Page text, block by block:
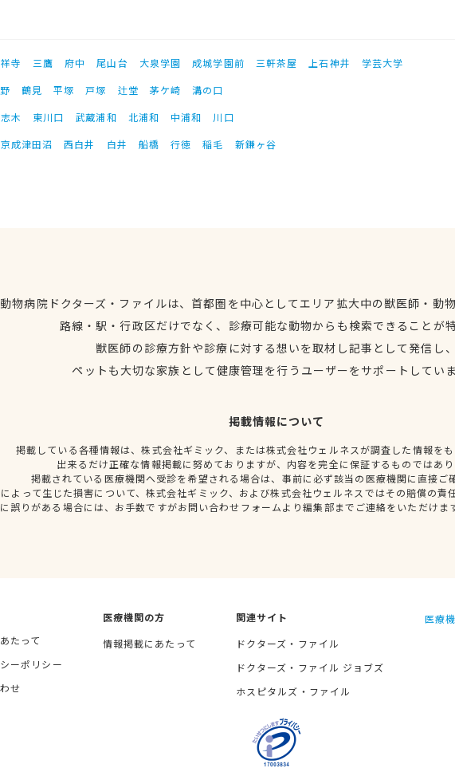
寺 三鷹 府中 尾山台 大泉学園 成城学園前 三軒茶屋 上石神井
学芸大学
鶴見 平塚 戸塚 辻堂 茅ケ崎
溝の口
志木 東川口 武蔵浦和 北浦和 中浦和
川口
京成津田沼 西白井 白井 船橋 行徳 稲毛 新鎌ヶ谷
動物病院ドクターズ・ファイルは、首都圏を中心としてエリア拡大中の獣医師・動
路線・駅・行政区だけでなく、診療可能な動物からも検索できることが
獣医師の診療方針や診療に対する想いを取材し記事として発信し
ペットも大切な家族として健康管理を行うユーザーをサポートしてい
掲載情報について
掲載している各種情報は、株式会社ギミック、または株式会社ウェルネスが調査した情報を
出来るだけ正確な情報掲載に努めておりますが、内容を完全に保証するものではあ
掲載されている医療機関へ受診を希望される場合は、事前に必ず該当の医療機関に直接ご
よって生じた損害について、株式会社ギミック、および株式会社ウェルネスではその賠償の責
誤りがある場合には、お手数ですがお問い合わせフォームより編集部までご連絡をいただけま
たって
ーポリシー
せ
医療機関の方
情報掲載にあたって
関連サイト
ドクターズ・ファイル
ドクターズ・ファイル ジョブズ
ホスピタルズ・ファイル
医療